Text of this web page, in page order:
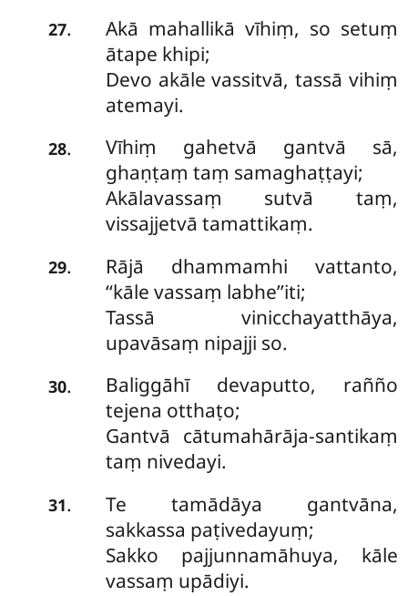
27.
Akā mahallikā vīhiṃ, so setuṃ
ātape khipi;
Devo akāle vassitvā, tassā vihiṃ
atemayi.
28.
Vīhiṃ gahetvā gantvā sā,
ghaṇṭaṃ taṃ samaghaṭṭayi;
Akālavassaṃ sutvā taṃ,
vissajjetvā tamattikaṃ.
29.
Rājā dhammamhi vattanto,
‘‘kāle vassaṃ labhe’’iti;
Tassā vinicchayatthāya,
upavāsaṃ nipajji so.
30.
Baliggāhī devaputto, rañño
tejena otthaṭo;
Gantvā cātumahārāja-santikaṃ
taṃ nivedayi.
31.
Te tamādāya gantvāna,
sakkassa paṭivedayuṃ;
Sakko pajjunnamāhuya, kāle
vassaṃ upādiyi.